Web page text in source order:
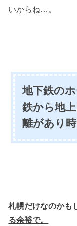
いからね…。
地下鉄の
鉄から地
離があり
札幌だけなのかも
る余裕で。